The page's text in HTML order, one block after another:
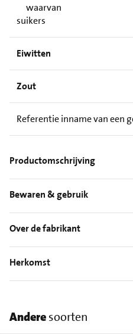
waarvan
suikers
Eiwitten
Zout
Referentie inname van een
Productomschrijving
Bewaren & gebruik
Over de fabrikant
Herkomst
Anderesoorten